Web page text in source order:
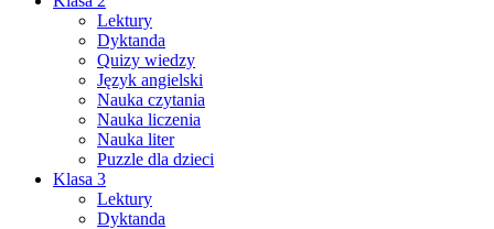
Lektury
Dyktanda
Quizy wiedzy
Język angielski
Nauka czytania
Nauka liczenia
Nauka liter
Puzzle dla dzieci
Klasa 3
Lektury
Dyktanda